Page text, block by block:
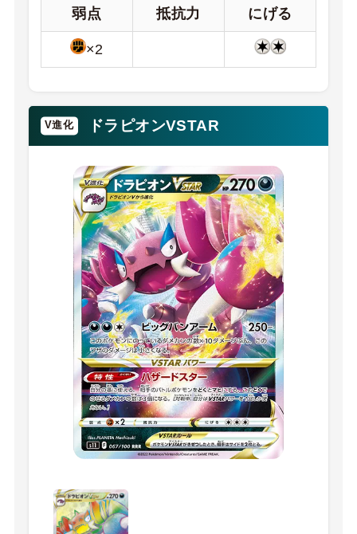
弱点 抵抗力 にげる
×2
ドラピオンVSTAR